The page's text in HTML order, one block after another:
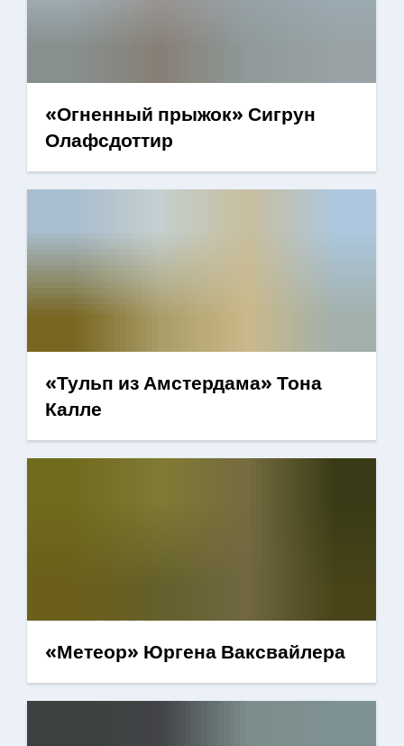
«Огненный прыжок» Сигрун
Олафсдоттир
«Тульп из Амстердама» Тона
Калле
«Метеор» Юргена Ваксвайлера